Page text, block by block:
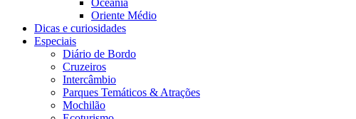
Oceania
Oriente Médio
Dicas e curiosidades
Especiais
Diário de Bordo
Cruzeiros
Intercâmbio
Parques Temáticos & Atrações
Mochilão